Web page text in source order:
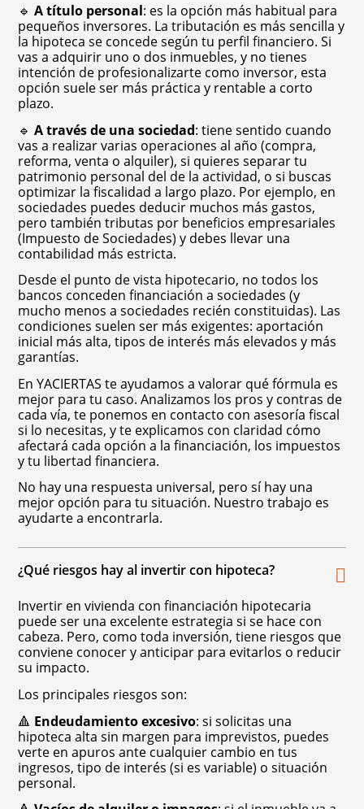
🔹A título personal: es la opción más habitual para
pequeños inversores. La tributación es más sencilla y
la hipoteca se concede según tu perfil financiero. Si
vas a adquirir uno o dos inmuebles, y no tienes
intención de profesionalizarte como inversor, esta
opción suele ser más práctica y rentable a corto
plazo.
🔹A través de una sociedad: tiene sentido cuando
vas a realizar varias operaciones al año (compra,
reforma, venta o alquiler), si quieres separar tu
patrimonio personal del de la actividad, o si buscas
optimizar la fiscalidad a largo plazo. Por ejemplo, en
sociedades puedes deducir muchos más gastos,
pero también tributas por beneficios empresariales
(Impuesto de Sociedades) y debes llevar una
contabilidad más estricta.
Desde el punto de vista hipotecario, no todos los
bancos conceden financiación a sociedades (y
mucho menos a sociedades recién constituidas). Las
condiciones suelen ser más exigentes: aportación
inicial más alta, tipos de interés más elevados y más
garantías.
En YACIERTAS te ayudamos a valorar qué fórmula es
mejor para tu caso. Analizamos los pros y contras de
cada vía, te ponemos en contacto con asesoría fiscal
si lo necesitas, y te explicamos con claridad cómo
afectará cada opción a la financiación, los impuestos
y tu libertad financiera.
No hay una respuesta universal, pero sí hay una
mejor opción para tu situación. Nuestro trabajo es
ayudarte a encontrarla.
¿Qué riesgos hay al invertir con hipoteca?
Invertir en vivienda con financiación hipotecaria
puede ser una excelente estrategia si se hace con
cabeza. Pero, como toda inversión, tiene riesgos que
conviene conocer y anticipar para evitarlos o reducir
su impacto.
Los principales riesgos son:
🔺 Endeudamiento excesivo: si solicitas una
hipoteca alta sin margen para imprevistos, puedes
verte en apuros ante cualquier cambio en tus
ingresos, tipo de interés (si es variable) o situación
personal.